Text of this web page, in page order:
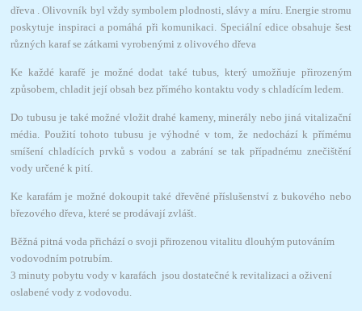
dřeva . Olivovník byl vždy symbolem plodnosti, slávy a míru. Energie stromu
poskytuje inspiraci a pomáhá při komunikaci. Speciální edice obsahuje šest
různých karaf se zátkami vyrobenými z olivového dřeva
Ke každé karafě je možné dodat také tubus, který umožňuje přirozeným
způsobem, chladit její obsah bez přímého kontaktu vody s chladícím ledem.
Do tubusu je také možné vložit drahé kameny, minerály nebo jiná vitalizační
média. Použití tohoto tubusu je výhodné v tom, že nedochází k přímému
smíšení chladících prvků s vodou a zabrání se tak případnému znečištění
vody určené k pití.
Ke karafám je možné dokoupit také dřevěné příslušenství z bukového nebo
březového dřeva, které se prodávají zvlášt.
Běžná pitná voda přichází o svoji přirozenou vitalitu dlouhým putováním
vodovodním potrubím.
3 minuty pobytu vody v karafách jsou dostatečné k revitalizaci a oživení
oslabené vody z vodovodu.